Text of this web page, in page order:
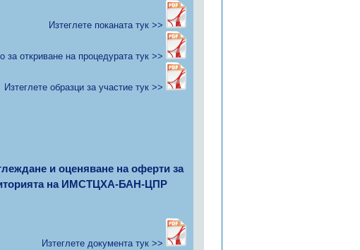
Изтеглете поканата тук >>
за откриване на процедурата тук >>
Изтеглете образци за участие тук >>
и оценяване на оферти за
на ИМСТЦХА-БАН-ЦПР
Изтеглете документа тук >>